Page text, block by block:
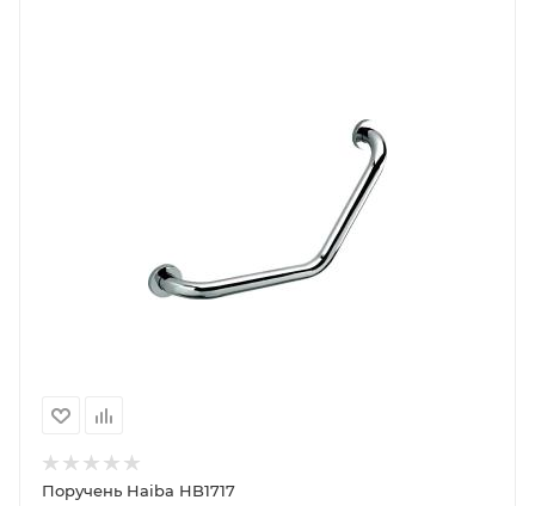
Поручень Haiba HB1717